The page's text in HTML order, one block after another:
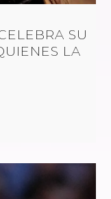
SU
LA